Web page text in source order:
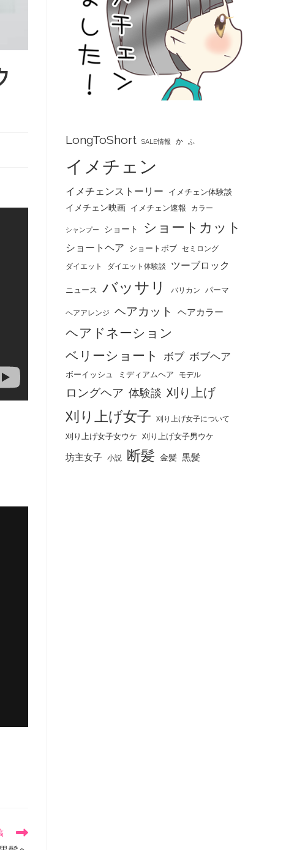
LongToShort SALE情報 か ふ
イメチェン
イメチェンストーリー イメチェン体験談
イメチェン映画 イメチェン速報 カラー
シャンプー ショート ショートカット
ショートヘア ショートボブ セミロング
ダイエット ダイエット体験談 ツーブロック
ニュース バッサリ バリカン パーマ
ヘアアレンジ ヘアカット ヘアカラー
ヘアドネーション
ベリーショート
ボブ ボブヘア
ボーイッシュ ミディアムヘア モデル
ロングヘア 体験談 刈り上げ
刈り上げ女子 刈り上げ女子について
刈り上げ女子女ウケ 刈り上げ女子男ウケ
坊主女子 小説 断髪 金髪 黒髪